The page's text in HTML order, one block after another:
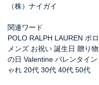
（株）ナイガイ
関連ワード
POLO RALPH LAUREN ポ
メンズ お祝い 誕生日 贈り
の日 Valentine バレンタイ
ゃれ 20代 30代 40代 50代